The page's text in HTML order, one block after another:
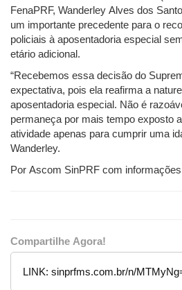
FenaPRF, Wanderley Alves dos
um importante precedente para o
policiais à aposentadoria especial
etário adicional.
“Recebemos essa decisão do
expectativa, pois ela reafirma a
aposentadoria especial. Não é
permaneça por mais tempo exposto
atividade apenas para cumprir uma
Wanderley.
Por Ascom SinPRF com
Compartilhe Agora!
LINK: sinprfms.com.br/n/